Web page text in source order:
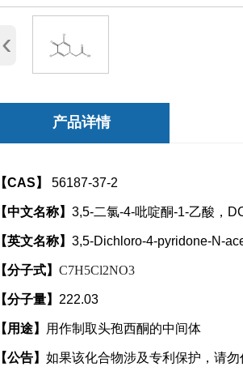
‹
【CAS】 56187-37-2
【中文名称】 3,5-二氯-4-吡啶酮-1-乙酸，
【英文名称】 3,5-Dichloro-4-pyridone-N-
【分子式】 C7H5Cl2NO3
【分子量】 222.03
【用途】 用作制取头孢西酮的中间体
【公告】 如果该化合物涉及专利保护，请勿
产品详情